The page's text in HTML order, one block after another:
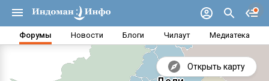
Форумы Новости Блоги Чилаут Медиатека
Открыть карту